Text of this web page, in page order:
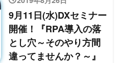
9月11日(水)DXセミナー
開催！『RPA導入の落
とし穴～そのやり方間
違ってませんか？～』